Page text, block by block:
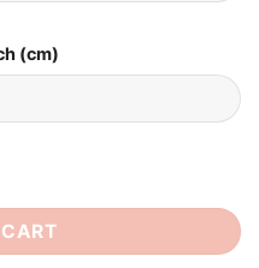
(cm)
quantity